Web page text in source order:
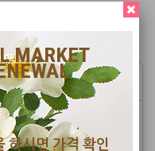
and keep your skin
MARKET
하시면 가격 확인